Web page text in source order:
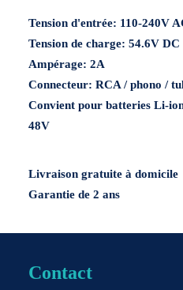
/
tulp
1-
pôle
Menge
Tension d'entrée: 110-240V
Tension de charge: 54.6V DC
Ampérage: 2A
Connecteur: RCA / phono /
Convient pour batteries Li-
48V
Livraison gratuite à domicile
Garantie de 2 ans
Contact